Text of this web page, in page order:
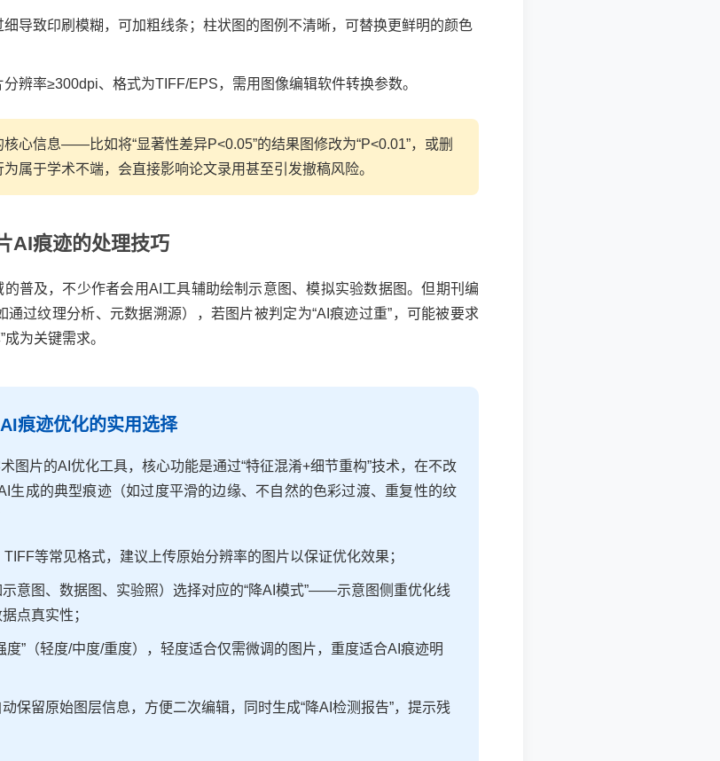
细导致印刷模糊，可加粗线条；柱状图的图例不清晰，可替换更鲜明的颜色
辨率≥300dpi、格式为TIFF/EPS，需用图像编辑软件转换参数。
心信息——比如将“显著性差异P<0.05”的结果图修改为“P<0.01”，或删
属于学术不端，会直接影响论文录用甚至引发撤稿风险。
AI痕迹的处理技巧
普及，不少作者会用AI工具辅助绘制示意图、模拟实验数据图。但期刊编
通过纹理分析、元数据溯源），若图片被判定为“AI痕迹过重”，可能被要求
为关键需求。
痕迹优化的实用选择
图片的AI优化工具，核心功能是通过“特征混淆+细节重构”技术，在不改
生成的典型痕迹（如过度平滑的边缘、不自然的色彩过渡、重复性的纹
等常见格式，建议上传原始分辨率的图片以保证优化效果；
示意图、数据图、实验照）选择对应的“降AI模式”——示意图侧重优化线
点真实性；
度”（轻度/中度/重度），轻度适合仅需微调的图片，重度适合AI痕迹明
保留原始图层信息，方便二次编辑，同时生成“降AI检测报告”，提示残